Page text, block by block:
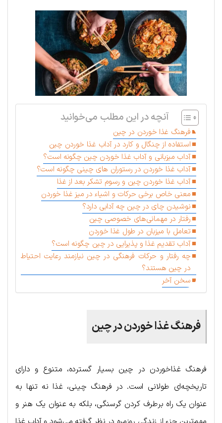
آنچه در این مطلب می‌خوانید
فرهنگ غذا خوردن در چین
استفاده از چنگال و کارد در آداب غذا خوردن چین
آداب میزبانی و آداب غذا خوردن چین چگونه است؟
آداب غذا خوردن در رستوران های چینی چگونه است؟
آداب غذا خوردن چین و رسوم تشکر بعد از غذا
معنی خاص برخی حرکات و اشیاء در میز غذا خوردن
نوشیدن چای در چین چه آدابی دارد؟
رفتار در مهمانی‌های خصوصی چین
تعامل با میزبان در طول غذا خوردن
آداب تقدیم غذا و پذیرایی در چین چگونه است؟
چه رفتار و حرکات فرهنگی در چین نیازمند رعایت احتیاط
در چین هستند؟
سخن آخر
فرهنگ غذا خوردن در چین
فرهنگ غذاخوردن در چین بسیار گسترده، متنوع و دارای
تاریخچه‌ای طولانی است. در فرهنگ چینی، غذا نه تنها به
عنوان یک راه برطرف کردن گرسنگی، بلکه به عنوان یک هنر و